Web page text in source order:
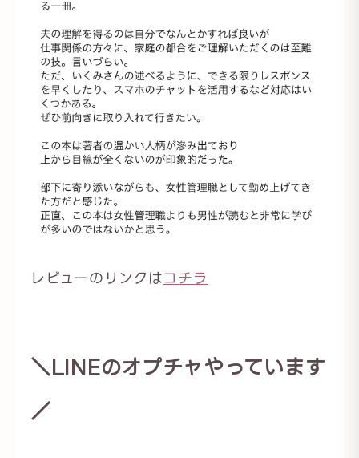
レビューのリンクはコチラ
＼LINEのオプチャやっています
／